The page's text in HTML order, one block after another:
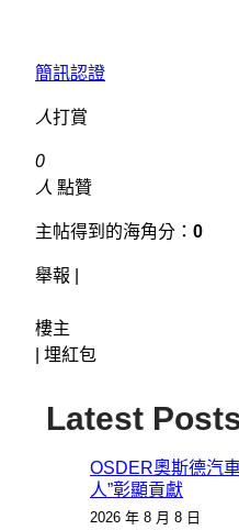
簡訊認證
人打賞
0
人 點贊
主帖得到的海角分： 0
舉報 |
樓主
埋紅包
Latest
OSDER奧斯德汽
人”彰顯貢獻
2026 年 8 月 8 日